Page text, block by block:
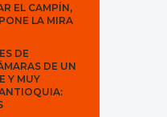
EL CAMPÍN,
LA MIRA
DE
DE UN
Y MUY